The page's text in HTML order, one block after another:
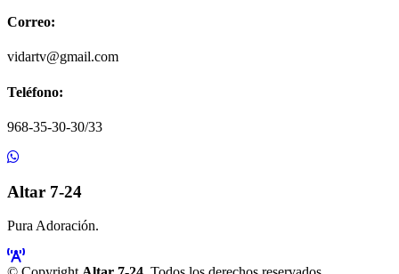
Correo:
vidartv@gmail.com
Teléfono:
968-35-30-30/33
Altar 7-24
Pura Adoración.